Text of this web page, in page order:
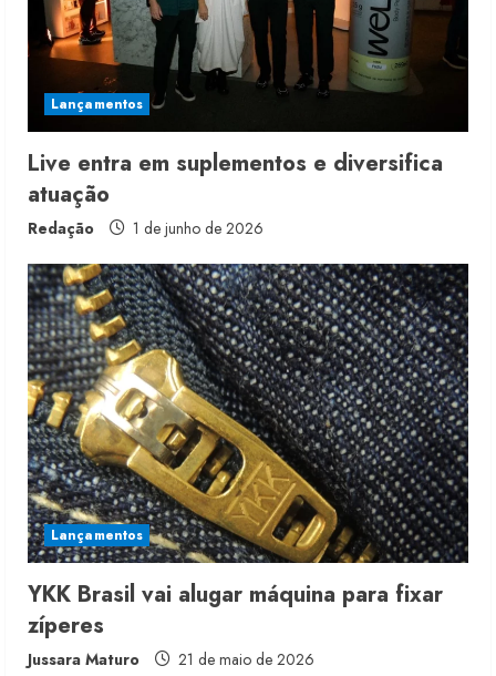
Lançamentos
Live entra em suplementos e diversifica
atuação
Redação 1 de junho de 2026
Lançamentos
YKK Brasil vai alugar máquina para fixar
zíperes
Jussara Maturo 21 de maio de 2026
2
Renata Caixeta assume Movimento
Sou de Algodão
5 de agosto de 2026
3
Fakini prevê R$345 milhões de
receita em 2026
4 de agosto de 2026
moda nacional